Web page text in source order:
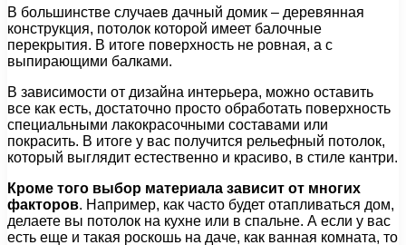
В большинстве случаев дачный домик – деревянная
конструкция, потолок которой имеет балочные
перекрытия. В итоге поверхность не ровная, а с
выпирающими балками.
В зависимости от дизайна интерьера, можно оставить
все как есть, достаточно просто обработать поверхность
специальными лакокрасочными составами или
покрасить. В итоге у вас получится рельефный потолок,
который выглядит естественно и красиво, в стиле кантри.
Кроме того выбор материала зависит от многих
факторов. Например, как часто будет отапливаться дом,
делаете вы потолок на кухне или в спальне. А если у вас
есть еще и такая роскошь на даче, как ванная комната, то